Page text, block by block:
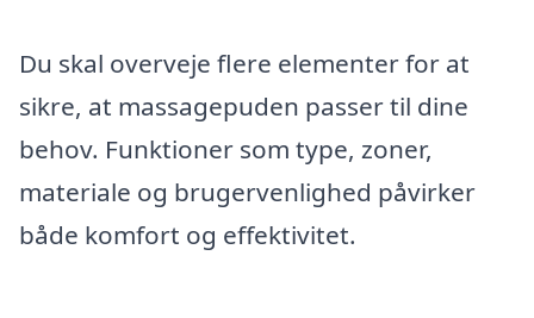
Du skal overveje flere elementer for at
sikre, at massagepuden passer til dine
behov. Funktioner som type, zoner,
materiale og brugervenlighed påvirker
både komfort og effektivitet.